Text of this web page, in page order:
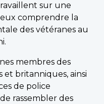
sur une
comprendre la
des vétéranes au
membres des
et britanniques, ainsi
de police
rassembler des